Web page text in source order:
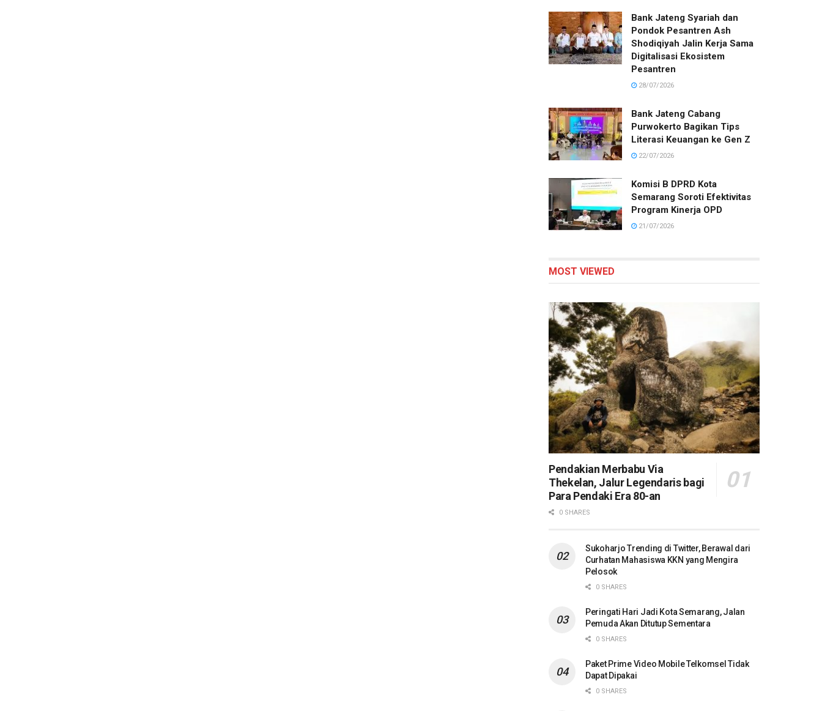
Bank Jateng Syariah dan
Pondok Pesantren Ash
Shodiqiyah Jalin Kerja Sama
Digitalisasi Ekosistem
Pesantren
28/07/2026
Bank Jateng Cabang
Purwokerto Bagikan Tips
Literasi Keuangan ke Gen Z
22/07/2026
Komisi B DPRD Kota
Semarang Soroti Efektivitas
Program Kinerja OPD
21/07/2026
MOST VIEWED
Pendakian Merbabu Via
Thekelan, Jalur Legendaris bagi
Para Pendaki Era 80-an
0 SHARES
Sukoharjo Trending di Twitter, Berawal dari
Curhatan Mahasiswa KKN yang Mengira
Pelosok
0 SHARES
Peringati Hari Jadi Kota Semarang, Jalan
Pemuda Akan Ditutup Sementara
0 SHARES
Paket Prime Video Mobile Telkomsel Tidak
Dapat Dipakai
0 SHARES